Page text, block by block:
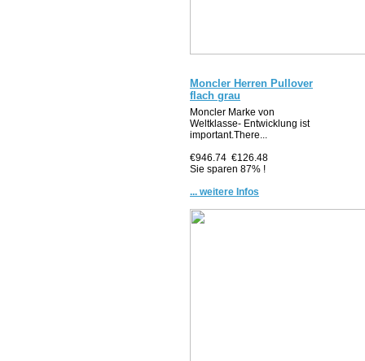
Moncler Herren Pullover
flach grau
Moncler Marke von
Weltklasse- Entwicklung ist
important.There...
€946.74 €126.48
Sie sparen 87% !
... weitere Infos